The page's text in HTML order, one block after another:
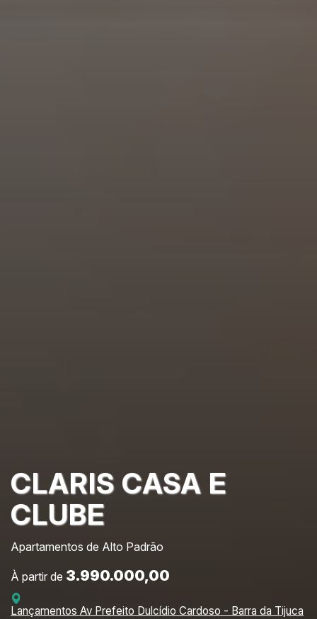
CLARIS CASA E
CLUBE
Apartamentos de Alto Padrão
À partir de 3.990.000,00
Lançamentos Av Prefeito Dulcídio Cardoso - Barra da Tijuca